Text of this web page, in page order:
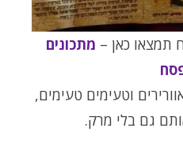
תמצאו כאן – מתכונים
וטעימים טעימים,
גם בלי מרק.